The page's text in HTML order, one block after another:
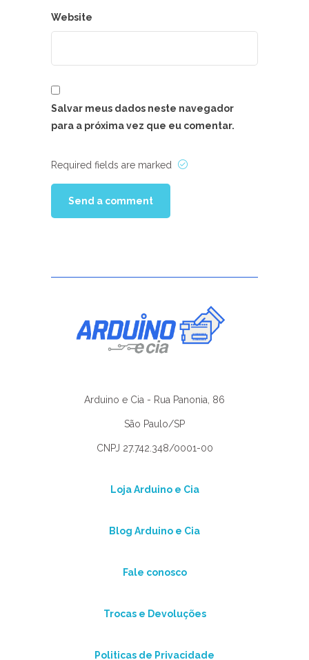
Website
Salvar meus dados neste navegador
para a próxima vez que eu comentar.
Required fields are marked
Arduino e Cia - Rua Panonia, 86
São Paulo/SP
CNPJ 27.742.348/0001-00
Loja Arduino e Cia
Blog Arduino e Cia
Fale conosco
Trocas e Devoluções
Politicas de Privacidade